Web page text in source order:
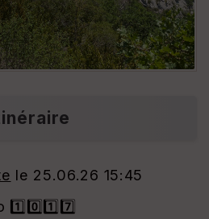
le 25.06.26 15:45
1️⃣0️⃣1️⃣7️⃣